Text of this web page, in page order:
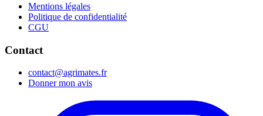
Mentions légales
Politique de confidentialité
CGU
Contact
contact@agrimates.fr
Donner mon avis